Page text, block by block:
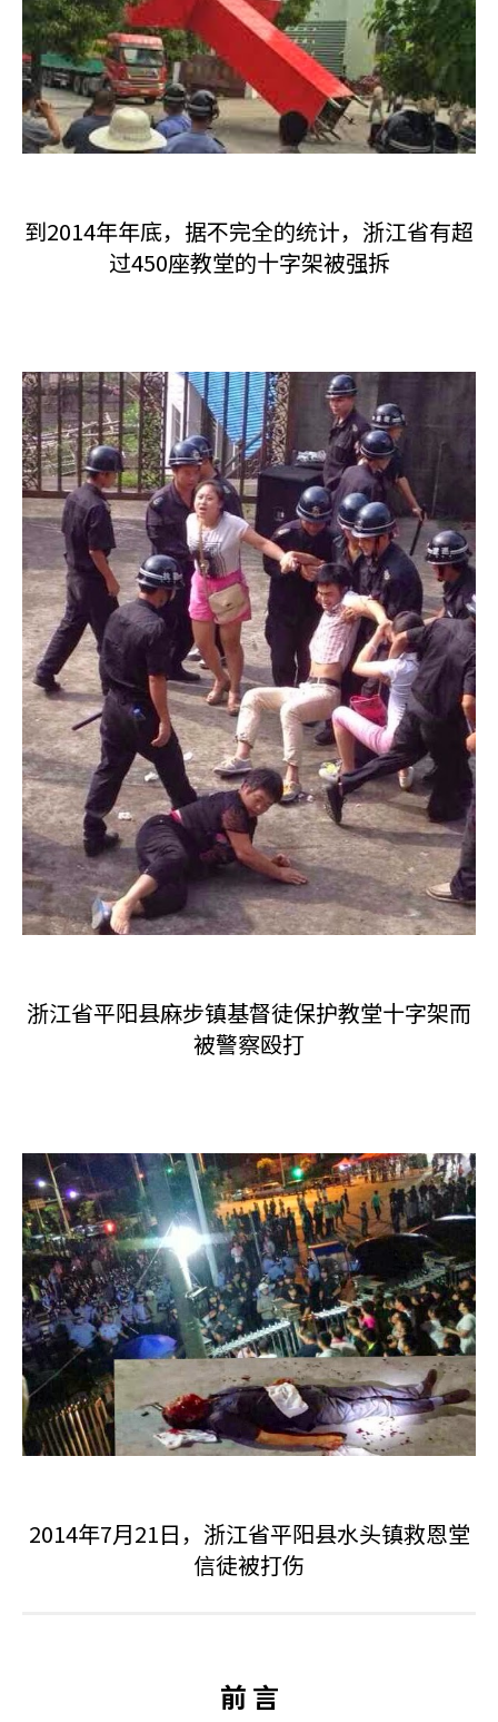
到2014年年底，据不完全的统计，浙江省有超
过450座教堂的十字架被强拆
浙江省平阳县麻步镇基督徒保护教堂十字架而
被警察殴打
2014年7月21日，浙江省平阳县水头镇救恩堂
信徒被打伤
前 言